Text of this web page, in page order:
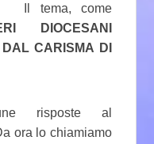
Il tema, come
DIOCESANI
CARISMA DI
risposte al
ora lo chiamiamo